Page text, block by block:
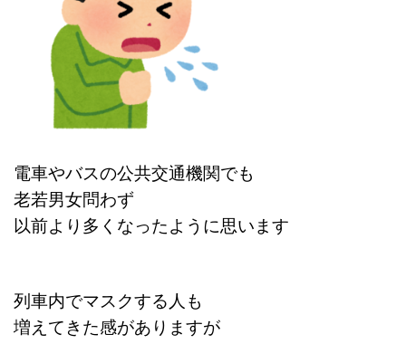
電車やバスの公共交通機関でも
老若男女問わず
以前より多くなったように思います
列車内でマスクする人も
増えてきた感がありますが